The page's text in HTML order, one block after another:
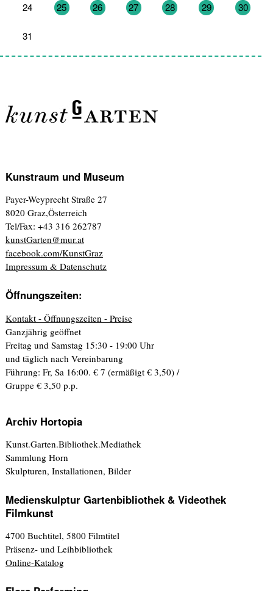
24 25 26 27 28 29 30
31
Kunstraum und Museum
Payer-Weyprecht Straße 27
8020 Graz,Österreich
Tel/Fax: +43 316 262787
kunstGarten@mur.at
facebook.com/KunstGraz
Impressum & Datenschutz
Öffnungszeiten:
Kontakt - Öffnungszeiten - Preise
Ganzjährig geöffnet
Freitag und Samstag 15:30 - 19:00 Uhr
und täglich nach Vereinbarung
Führung: Fr, Sa 16:00. € 7 (ermäßigt € 3,50) /
Gruppe € 3,50 p.p.
Archiv Hortopia
Kunst.Garten.Bibliothek.Mediathek
Sammlung Horn
Skulpturen, Installationen, Bilder
Medienskulptur Gartenbibliothek & Videothek
Filmkunst
4700 Buchtitel, 5800 Filmtitel
Präsenz- und Leihbibliothek
Online-Katalog